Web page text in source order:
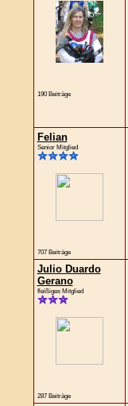
190 Beiträge
Felian
Senior Mitglied
707 Beiträge
Julio Duardo
Gerano
fleißiges Mitglied
287 Beiträge